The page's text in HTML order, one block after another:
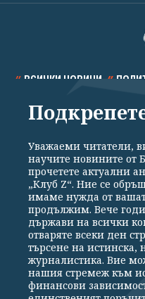
ВСИЧКИ НОВИНИ
СПОРТ КУЛТУРА
Общи условия
Реклама
Екип
Уважаеми читатели,
научите новините от
прочетете актуални
„Клуб Z“. Ние се
имаме нужда от
продължим. Вече
държави на всички
отваряте всеки ден
търсене на истинска,
журналистика. Вие
нашия стремеж към
финансови